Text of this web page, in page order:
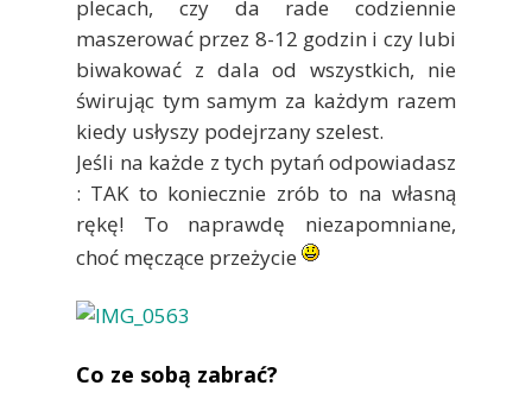
plecach, czy da rade codziennie
maszerować przez 8-12 godzin i czy lubi
biwakować z dala od wszystkich, nie
świrując tym samym za każdym razem
kiedy usłyszy podejrzany szelest.
Jeśli na każde z tych pytań odpowiadasz
: TAK to koniecznie zrób to na własną
rękę! To naprawdę niezapomniane,
choć męczące przeżycie
Co ze sobą zabrać?